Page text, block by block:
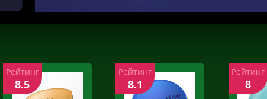
Рейтинг
8.5
Рейтинг
8.1
Рейтинг
8